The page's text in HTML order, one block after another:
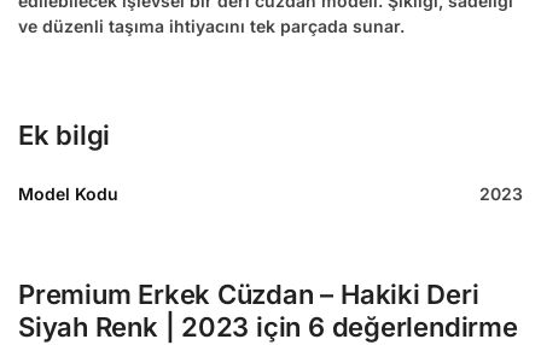
ve düzenli taşıma ihtiyacını tek parçada sunar.
Ek bilgi
Model Kodu 2023
Premium Erkek Cüzdan – Hakiki Deri
Siyah Renk | 2023 için 6 değerlendirme